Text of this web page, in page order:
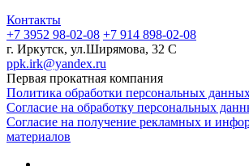
Контакты
+7 3952 98-02-08 +7 914 898-02-08
г. Иркутск, ул.Ширямова, 32 С
ppk.irk@yandex.ru
Первая прокатная компания
Политика обработки персональных
Согласие на обработку персональных
Согласие на получение рекламных и
материалов